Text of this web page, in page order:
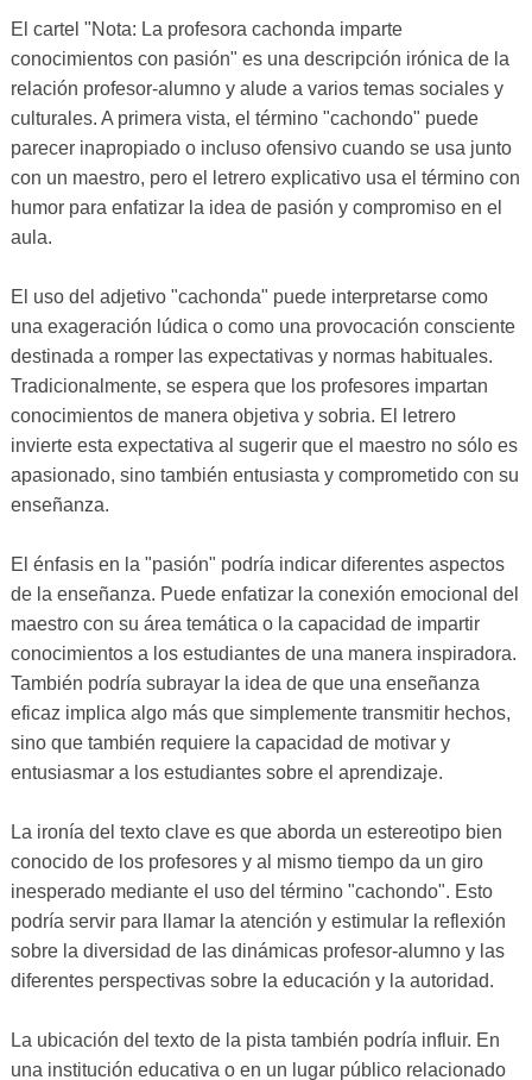
El cartel "Nota: La profesora cachonda imparte
conocimientos con pasión" es una descripción irónica de la
relación profesor-alumno y alude a varios temas sociales y
culturales. A primera vista, el término "cachondo" puede
parecer inapropiado o incluso ofensivo cuando se usa junto
con un maestro, pero el letrero explicativo usa el término con
humor para enfatizar la idea de pasión y compromiso en el
aula.
El uso del adjetivo "cachonda" puede interpretarse como
una exageración lúdica o como una provocación consciente
destinada a romper las expectativas y normas habituales.
Tradicionalmente, se espera que los profesores impartan
conocimientos de manera objetiva y sobria. El letrero
invierte esta expectativa al sugerir que el maestro no sólo es
apasionado, sino también entusiasta y comprometido con su
enseñanza.
El énfasis en la "pasión" podría indicar diferentes aspectos
de la enseñanza. Puede enfatizar la conexión emocional del
maestro con su área temática o la capacidad de impartir
conocimientos a los estudiantes de una manera inspiradora.
También podría subrayar la idea de que una enseñanza
eficaz implica algo más que simplemente transmitir hechos,
sino que también requiere la capacidad de motivar y
entusiasmar a los estudiantes sobre el aprendizaje.
La ironía del texto clave es que aborda un estereotipo bien
conocido de los profesores y al mismo tiempo da un giro
inesperado mediante el uso del término "cachondo". Esto
podría servir para llamar la atención y estimular la reflexión
sobre la diversidad de las dinámicas profesor-alumno y las
diferentes perspectivas sobre la educación y la autoridad.
La ubicación del texto de la pista también podría influir. En
una institución educativa o en un lugar público relacionado